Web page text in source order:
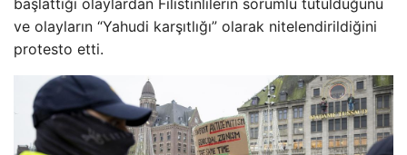
başlattığı olaylardan Filistinlilerin sorumlu tutulduğunu
ve olayların “Yahudi karşıtlığı” olarak nitelendirildiğini
protesto etti.